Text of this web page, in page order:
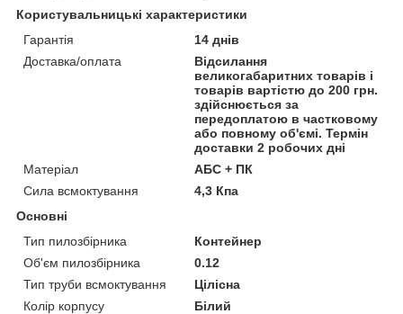
Користувальницькі характеристики
Гарантія
14 днів
Доставка/оплата
Відсилання
великогабаритних товарів і
товарів вартістю до 200 грн.
здійснюється за
передоплатою в частковому
або повному об'ємі. Термін
доставки 2 робочих дні
Матеріал
АБС + ПК
Сила всмоктування
4,3 Кпа
Основні
Тип пилозбірника
Контейнер
Об'єм пилозбірника
0.12
Тип труби всмоктування
Цілісна
Колір корпусу
Білий